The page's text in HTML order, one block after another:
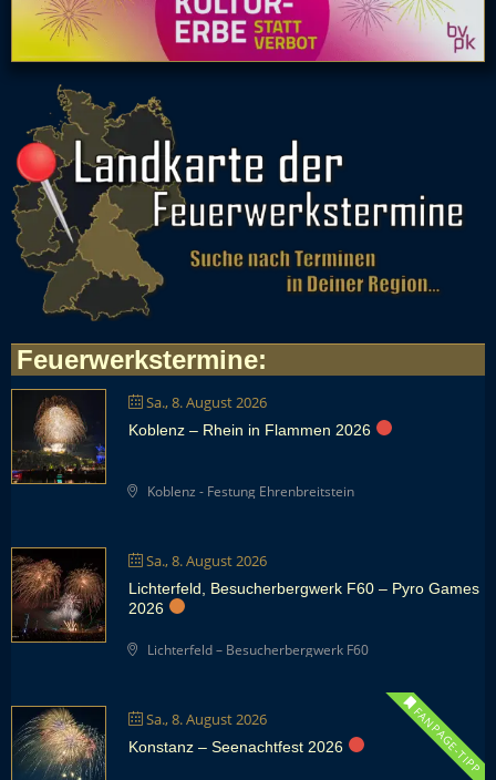
Feuerwerkstermine:
Sa., 8. August 2026
Koblenz – Rhein in Flammen 2026
Koblenz - Festung Ehrenbreitstein
Sa., 8. August 2026
Lichterfeld, Besucherbergwerk F60 – Pyro Games
2026
Lichterfeld – Besucherbergwerk F60
Sa., 8. August 2026 FANPAGE-TIPP
Konstanz – Seenachtfest 2026